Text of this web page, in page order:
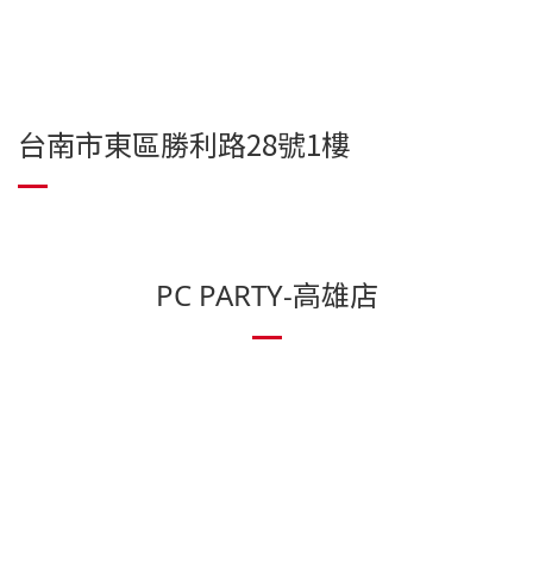
台南市東區勝利路28號1樓
PC PARTY-高雄店